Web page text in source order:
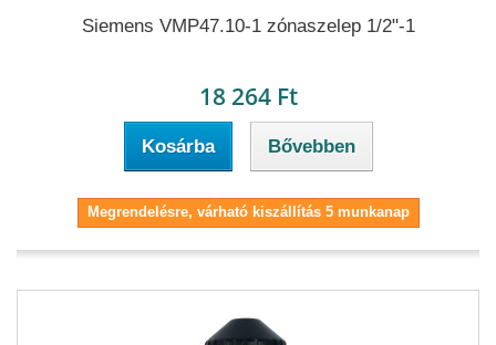
Siemens VMP47.10-1 zónaszelep 1/2"-1
18 264 Ft
Kosárba Bővebben
Megrendelésre, várható kiszállítás 5 munkanap